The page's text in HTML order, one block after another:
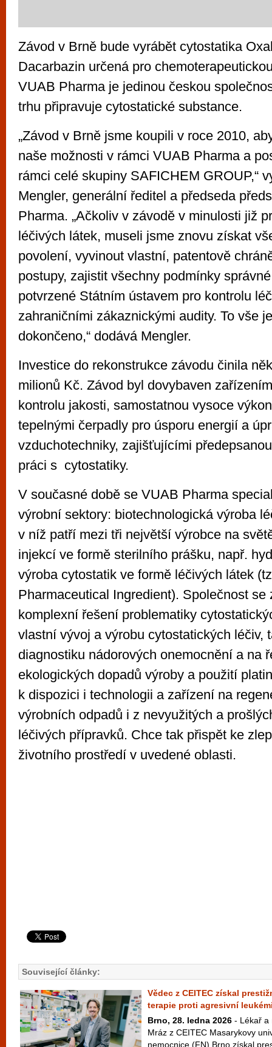
Závod v Brně bude vyrábět cytostatika
Dacarbazin určená pro
VUAB Pharma je jedinou českou
trhu připravuje cytostatické substance.
„Závod v Brně jsme koupili v roce 2010,
naše možnosti v rámci VUAB Pharma a
rámci celé skupiny SAFICHEM GROUP,“
Mengler, generální ředitel a předseda
Pharma. „Ačkoliv v závodě v minulosti již
léčivých látek, museli jsme znovu získat
povolení, vyvinout vlastní, patentově
postupy, zajistit všechny podmínky
potvrzené Státním ústavem pro kontrolu
zahraničními zákaznickými audity. To vše
dokončeno,“ dodává Mengler.
Investice do rekonstrukce závodu činila
milionů Kč. Závod byl dovybaven
kontrolu jakosti, samostatnou vysoce
tepelnými čerpadly pro úsporu energií a
vzduchotechniky, zajišťujícími
práci s cytostatiky.
V současné době se VUAB Pharma
výrobní sektory: biotechnologická výroba
v níž patří mezi tři největší výrobce na
injekcí ve formě sterilního prášku, např.
výroba cytostatik ve formě léčivých látek
Pharmaceutical Ingredient). Společnost se
komplexní řešení problematiky
vlastní vývoj a výrobu cytostatických léčiv,
diagnostiku nádorových onemocnění a na
ekologických dopadů výroby a použití
k dispozici i technologii a zařízení na
výrobních odpadů i z nevyužitých a
léčivých přípravků. Chce tak přispět ke
životního prostředí v uvedené oblasti.
Související články:
Vědec z CEITEC získal
terapie proti agresivní
Brno, 28. ledna 2026 - Lékař a
Mráz z CEITEC Masarykovy
nemocnice (FN) Brno získal